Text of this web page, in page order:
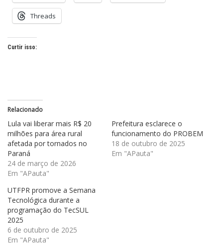
Threads
Curtir isso:
Relacionado
Lula vai liberar mais R$ 20
milhões para área rural
afetada por tornados no
Paraná
24 de março de 2026
Em "APauta"
Prefeitura esclarece o
funcionamento do PROBEM
18 de outubro de 2025
Em "APauta"
UTFPR promove a Semana
Tecnológica durante a
programação do TecSUL
2025
6 de outubro de 2025
Em "APauta"